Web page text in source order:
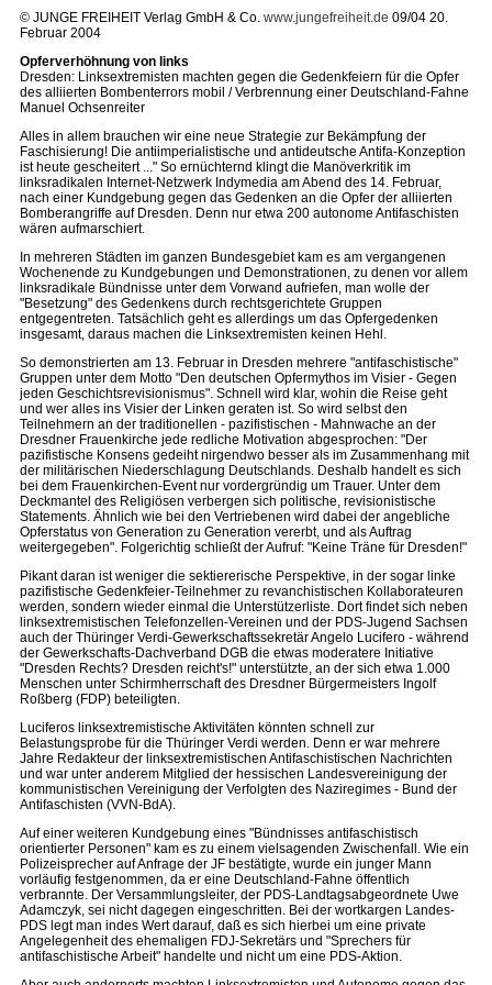
© JUNGE FREIHEIT Verlag GmbH & Co. www.jungefreiheit.de 09/04 20.
Februar 2004
Opferverhöhnung von links
Dresden: Linksextremisten machten gegen die Gedenkfeiern für die Opfer
des alliierten Bombenterrors mobil / Verbrennung einer Deutschland-Fahne
Manuel Ochsenreiter
Alles in allem brauchen wir eine neue Strategie zur Bekämpfung der
Faschisierung! Die antiimperialistische und antideutsche Antifa-Konzeption
ist heute gescheitert ..." So ernüchternd klingt die Manöverkritik im
linksradikalen Internet-Netzwerk Indymedia am Abend des 14. Februar,
nach einer Kundgebung gegen das Gedenken an die Opfer der alliierten
Bomberangriffe auf Dresden. Denn nur etwa 200 autonome Antifaschisten
wären aufmarschiert.
In mehreren Städten im ganzen Bundesgebiet kam es am vergangenen
Wochenende zu Kundgebungen und Demonstrationen, zu denen vor allem
linksradikale Bündnisse unter dem Vorwand aufriefen, man wolle der
"Besetzung" des Gedenkens durch rechtsgerichtete Gruppen
entgegentreten. Tatsächlich geht es allerdings um das Opfergedenken
insgesamt, daraus machen die Linksextremisten keinen Hehl.
So demonstrierten am 13. Februar in Dresden mehrere "antifaschistische"
Gruppen unter dem Motto "Den deutschen Opfermythos im Visier - Gegen
jeden Geschichtsrevisionismus". Schnell wird klar, wohin die Reise geht
und wer alles ins Visier der Linken geraten ist. So wird selbst den
Teilnehmern an der traditionellen - pazifistischen - Mahnwache an der
Dresdner Frauenkirche jede redliche Motivation abgesprochen: "Der
pazifistische Konsens gedeiht nirgendwo besser als im Zusammenhang mit
der militärischen Niederschlagung Deutschlands. Deshalb handelt es sich
bei dem Frauenkirchen-Event nur vordergründig um Trauer. Unter dem
Deckmantel des Religiösen verbergen sich politische, revisionistische
Statements. Ähnlich wie bei den Vertriebenen wird dabei der angebliche
Opferstatus von Generation zu Generation vererbt, und als Auftrag
weitergegeben". Folgerichtig schließt der Aufruf: "Keine Träne für Dresden!"
Pikant daran ist weniger die sektiererische Perspektive, in der sogar linke
pazifistische Gedenkfeier-Teilnehmer zu revanchistischen Kollaborateuren
werden, sondern wieder einmal die Unterstützerliste. Dort findet sich neben
linksextremistischen Telefonzellen-Vereinen und der PDS-Jugend Sachsen
auch der Thüringer Verdi-Gewerkschaftssekretär Angelo Lucifero - während
der Gewerkschafts-Dachverband DGB die etwas moderatere Initiative
"Dresden Rechts? Dresden reicht's!" unterstützte, an der sich etwa 1.000
Menschen unter Schirmherrschaft des Dresdner Bürgermeisters Ingolf
Roßberg (FDP) beteiligten.
Luciferos linksextremistische Aktivitäten könnten schnell zur
Belastungsprobe für die Thüringer Verdi werden. Denn er war mehrere
Jahre Redakteur der linksextremistischen Antifaschistischen Nachrichten
und war unter anderem Mitglied der hessischen Landesvereinigung der
kommunistischen Vereinigung der Verfolgten des Naziregimes - Bund der
Antifaschisten (VVN-BdA).
Auf einer weiteren Kundgebung eines "Bündnisses antifaschistisch
orientierter Personen" kam es zu einem vielsagenden Zwischenfall. Wie ein
Polizeisprecher auf Anfrage der JF bestätigte, wurde ein junger Mann
vorläufig festgenommen, da er eine Deutschland-Fahne öffentlich
verbrannte. Der Versammlungsleiter, der PDS-Landtagsabgeordnete Uwe
Adamczyk, sei nicht dagegen eingeschritten. Bei der wortkargen Landes-
PDS legt man indes Wert darauf, daß es sich hierbei um eine private
Angelegenheit des ehemaligen FDJ-Sekretärs und "Sprechers für
antifaschistische Arbeit" handelte und nicht um eine PDS-Aktion.